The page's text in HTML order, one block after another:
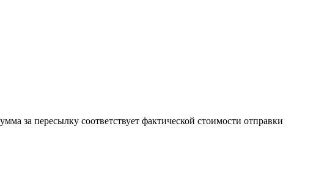
за пересылку соответствует фактической стоимости отправки